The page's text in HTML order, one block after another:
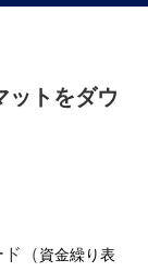
ットをダウ
（資金繰り表